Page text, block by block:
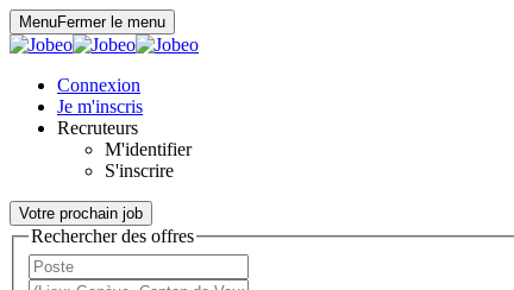
MenuFermer le menu
Connexion
Je m'inscris
Recruteurs
M'identifier
S'inscrire
Votre prochain job
Rechercher des offres
Panneau de gestion des cookies